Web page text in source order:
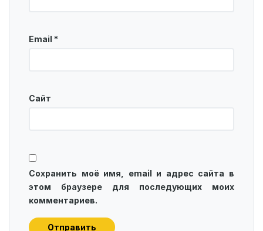
Email *
Сайт
Сохранить моё имя, email и адрес сайта в
этом браузере для последующих моих
комментариев.